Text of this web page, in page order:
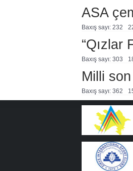
ASA
Baxış sayı: 232
“Qızlar
Baxış sayı: 303
Milli
Baxış sayı: 362